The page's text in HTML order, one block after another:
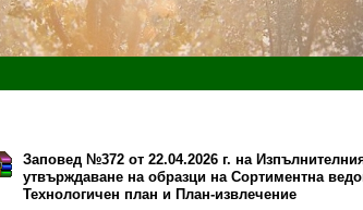
Заповед №372 от 22.04.2026 г. на
утвърждаване на образци на Сортиментна
Технологичен план и План-извлечение